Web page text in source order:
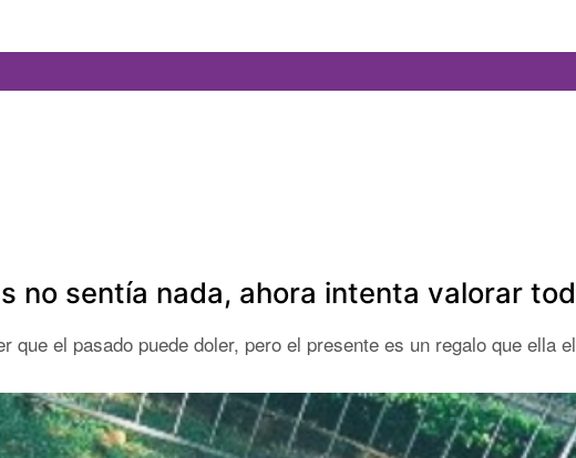
no sentía nada, ahora intenta valorar
el pasado puede doler, pero el presente es un regalo que ella